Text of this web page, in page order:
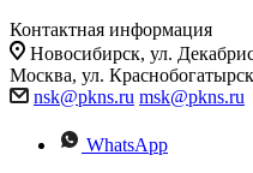
Контактная информация
Новосибирск, ул.
Москва, ул.
nsk@pkns.ru msk@pkns.ru
WhatsApp